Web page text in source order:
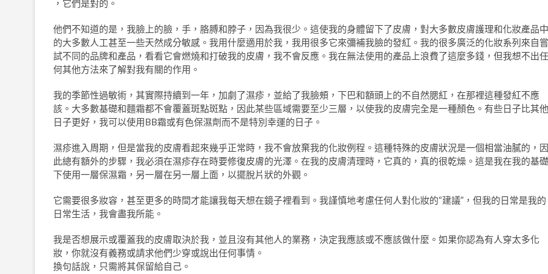
，它們是對的。
他們不知道的是，我臉上的臉，手，胳膊和脖子，因為我很少。這使我的身體留下了皮膚，對大多數皮膚護理和化妝產品中
的大多數人工甚至一些天然成分敏感。我用什麼適用於我，我用很多它來彌補我臉的發紅。我的很多廣泛的化妝系列來自嘗
試不同的品牌和產品，看看它會燃燒和打破我的皮膚，我不會反應。我在無法使用的產品上浪費了這麼多錢，但我想不出任
何其他方法來了解對我有關的作用。
我的季節性過敏術，其實際持續到一年，加劇了濕疹，並給了我臉頰，下巴和額頭上的不自然腮紅，在那裡這種發紅不應
該。大多數基礎和麵霜都不會覆蓋斑點斑點，因此某些區域需要至少三層，以使我的皮膚完全是一種顏色。有些日子比其他
日子更好，我可以使用BB霜或有色保濕劑而不是特別幸運的日子。
濕疹進入周期，但是當我的皮膚看起來幾乎正常時，我不會放棄我的化妝例程。這種特殊的皮膚狀況是一個相當油膩的，因
此總有額外的步驟，我必須在濕疹存在時要修復皮膚的光澤。在我的皮膚清理時，它真的，真的很乾燥。這是我在我的基礎
下使用一層保濕霜，另一層在另一層上面，以擺脫片狀的外觀。
它需要很多妝容，甚至更多的時間才能讓我每天想在鏡子裡看到。我謹慎地考慮任何人對化妝的“建議”，但我的日常是我的
日常生活，我會盡我所能。
我是否想展示或覆蓋我的皮膚取決於我，並且沒有其他人的業務，決定我應該或不應該做什麼。如果你認為有人穿太多化
妝，你就沒有義務或請求他們少穿或說出任何事情。
換句話說，只需將其保留給自己。